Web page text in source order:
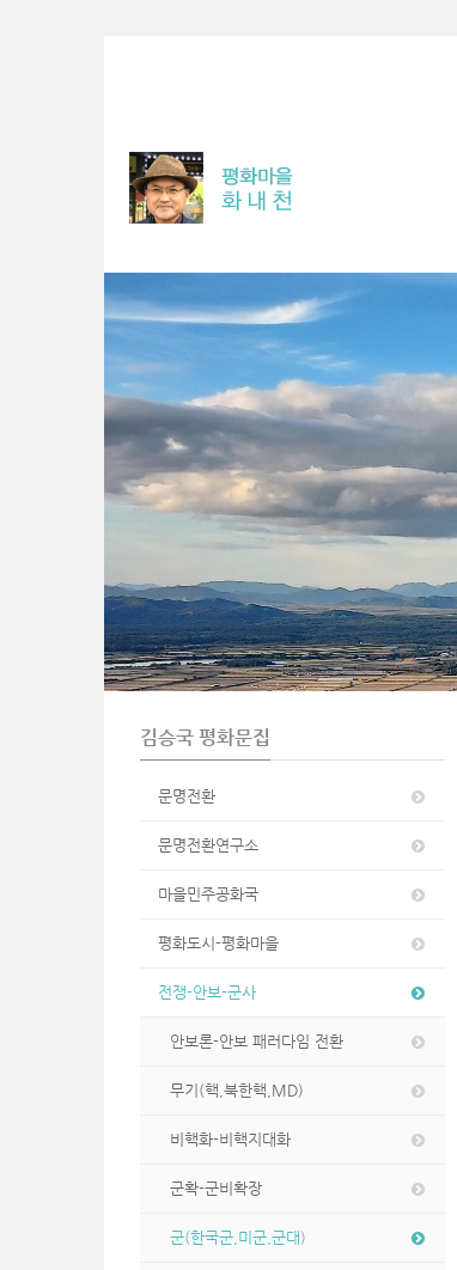
u
P
o
i
김승국 평화문집
문명전환
문명전환연구소
마을민주공화국
평화도시-평화마을
전쟁-안보-군사
안보론-안보 패러다임 전환
무기(핵,북한핵,MD)
비핵화-비핵지대화
군확-군비확장
군(한국군,미군,군대)